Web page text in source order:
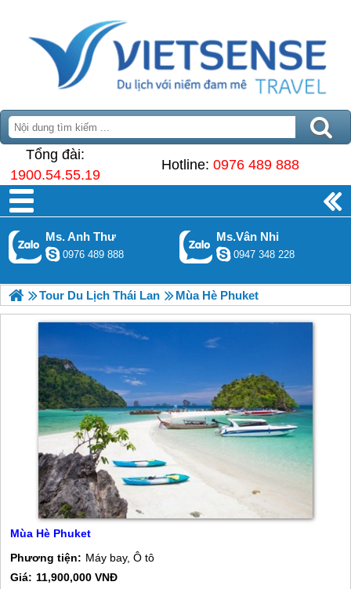
Tổng đài:
1900.54.55.19
Hotline: 0976 489 888
Ms. Anh Thư
0976 489 888
Ms.Vân Nhi
0947 348 228
Tour Du Lịch Thái Lan Mùa Hè Phuket
Mùa Hè Phuket
Phương tiện: Máy bay, Ô tô
Giá: 11,900,000 VNĐ